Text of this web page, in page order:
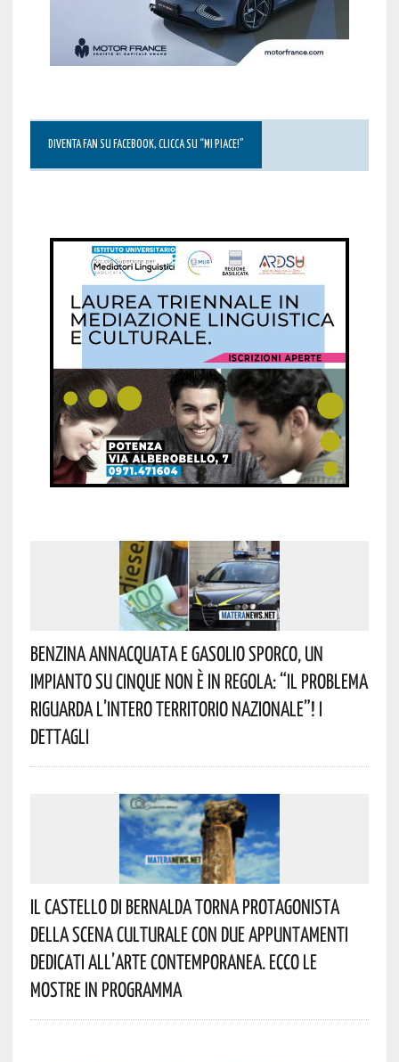
DIVENTA FAN SU FACEBOOK, CLICCA SU “MI PIACE!”
Benzina Annacquata E Gasolio Sporco, Un
Impianto Su Cinque Non È In Regola: “il Problema
Riguarda L’intero Territorio Nazionale”! I
Dettagli
Il Castello Di Bernalda Torna Protagonista
Della Scena Culturale Con Due Appuntamenti
Dedicati All’arte Contemporanea. Ecco Le
Mostre In Programma